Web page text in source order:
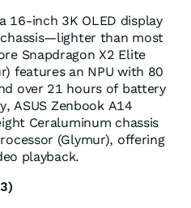
16-inch 3K OLED display
than most
Snapdragon X2 Elite
features an NPU with 80
over 21 hours of battery
ASUS Zenbook A14
Ceraluminum chassis
(Glymur), offering
playback.